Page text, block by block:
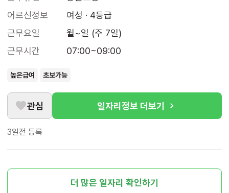
어르신정보
여성 · 4등급
근무요일
월~일 (주 7일)
근무시간
07:00~09:00
높은급여 초보가능
관심 일자리정보 더보기
3일전 등록
더 많은 일자리 확인하기